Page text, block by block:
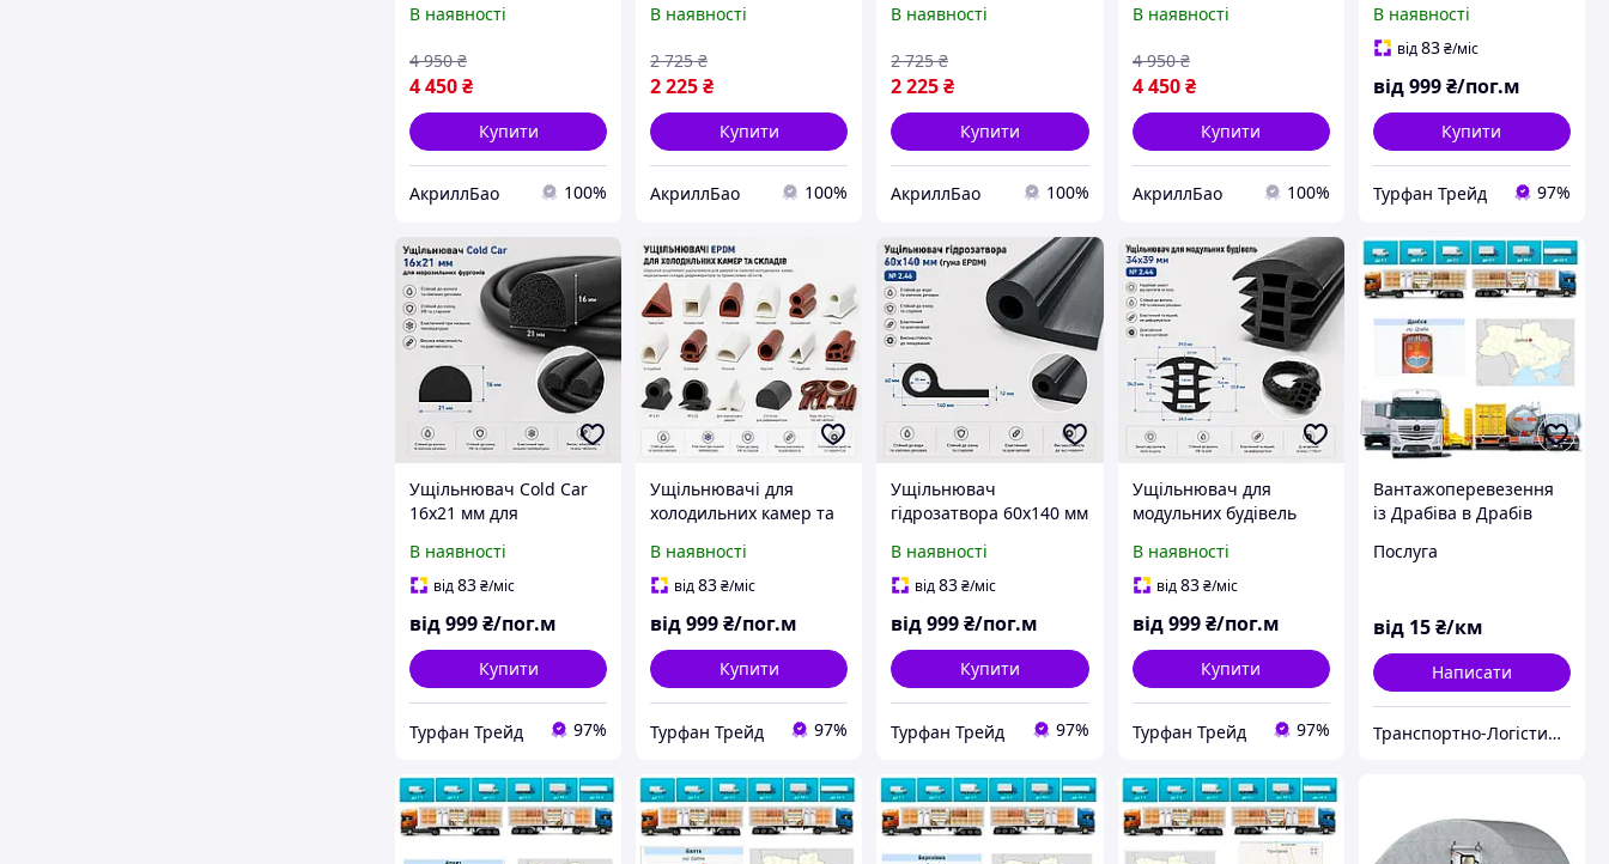
фургона
Білий
В наявності
4 450₴
4 950 ₴
Купити
АкриллБао 100%
фургона
Білий
В наявності
2 225₴
2 725 ₴
Купити
АкриллБао 100%
рефрижератора 4.8 кг
В наявності
2 225₴
2 725 ₴
Купити
АкриллБао 100%
рефрижератора 10 кг
В наявності
4 450 ₴
4 950 ₴
Купити
АкриллБао 100%
В наявності
від83₴/міс
від999₴/пог.м
Купити
Турфан Трейд 97%
Ущільнювач Cold Car
16х21 мм для
та рефрижераторів
В наявності
від83₴/міс
від999₴/пог.м
Купити
Турфан Трейд 97%
Ущільнювачі для
холодильних камер та
профілі для
промислового холоду
В наявності
від83₴/міс
від999₴/пог.м
Купити
Турфан Трейд 97%
Ущільнювач
гідрозатвора 60х140 мм
та гідротехнічних
споруд
В наявності
від83₴/міс
від999₴/пог.м
Купити
Турфан Трейд 97%
Ущільнювач для
модульних будівель
профіль для ШМБ та
блок-контейнерів
В наявності
від83 ₴/міс
від 999 ₴/пог.м
Купити
Турфан Трейд 97%
Вантажоперевезення
із Драбіва в Драбів
Послуга
від 15₴/км
Написати
Транспортно-Логістична Компанія «Logistic Systems»